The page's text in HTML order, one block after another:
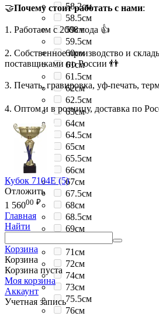
58.2см
58.5см
59см
59.5см
60см
61см
61.5см
62см
62.5см
63см
64см
64.5см
65см
65.5см
66см
67см
67.5см
68см
68.5см
69см
71см
72см
74см
73см
75.5см
76см
🤝Почему стоит работать с нами:
1. Работаем с 2008 года 👍
2. Собственное производство и
поставщиками по России 👬
3. Печать, гравировка, уф-печать,
4. Оптом и в розницу, доставка по
Кубок 7104E (5)
Отложить
1 56000 ₽
Главная
Найти
Корзина
Корзина
Корзина пуста
Моя корзина
Аккаунт
Учетная запись